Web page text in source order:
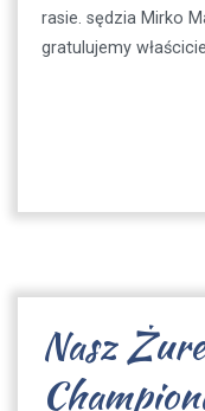
rasie. sędzia Mirko
gratulujemy
Nasz